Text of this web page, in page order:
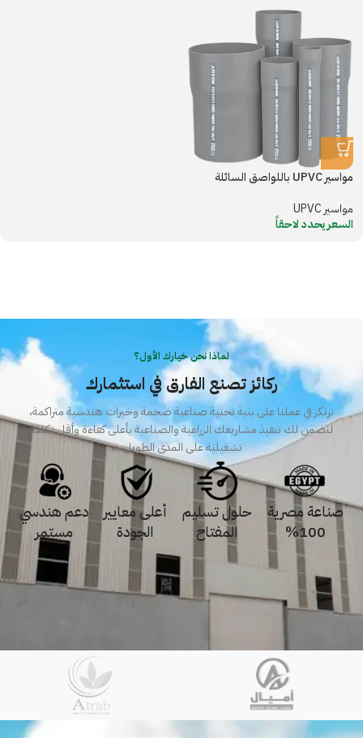
مواسير UPVC باللواصق السائلة
مواسير UPVC
السعر يحدد لاحقاً
لماذا نحن خيارك الأول؟
ركائز تصنع الفارق في استثمارك
نرتكز في عملنا على بنية تحتية صناعية ضخمة وخبرات هندسية متراكمة،
لنضمن لك تنفيذ مشاريعك الزراعية والصناعية بأعلى كفاءة وأقل تكلفة
تشغيلية على المدى الطويل.
صناعة مصرية
100%
حلول تسليم
المفتاح
أعلى معايير
الجودة
دعم هندسي
مستمر